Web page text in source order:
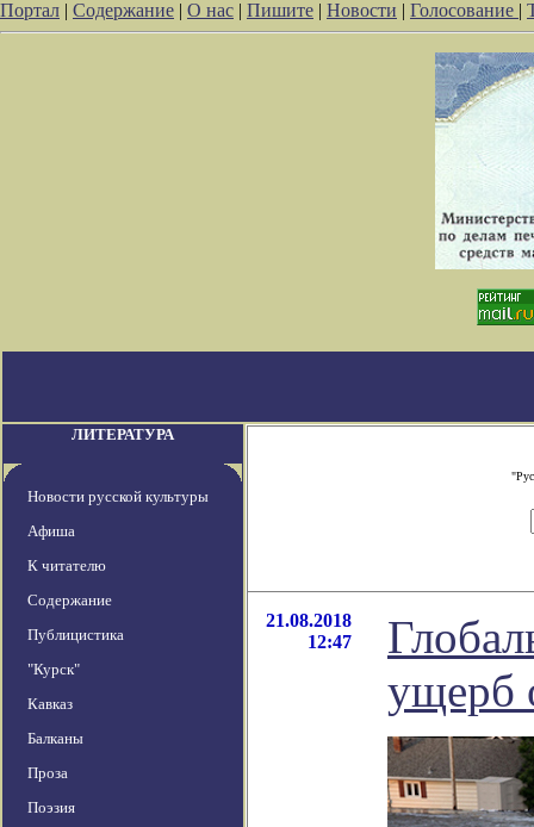
Портал | Содержание | О нас | Пишите | Новости | Голосование |
ЛИТЕРАТУРА
Новости русской культуры
Афиша
К читателю
Содержание
Публицистика
"Курск"
Кавказ
Балканы
Проза
Поэзия
21.08.2018
12:47
ущерб